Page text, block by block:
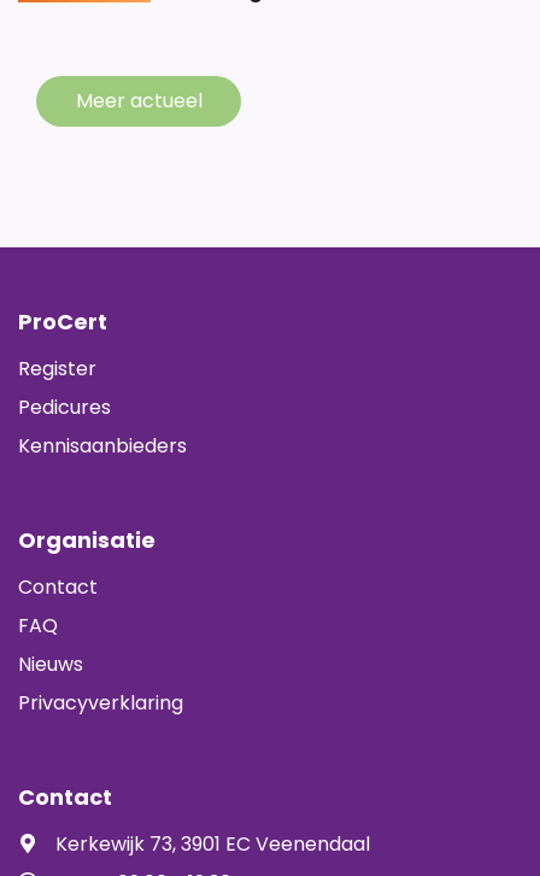
Meer actueel
ProCert
Register
Pedicures
Kennisaanbieders
Organisatie
Contact
FAQ
Nieuws
Privacyverklaring
Contact
Kerkewijk 73, 3901 EC Veenendaal